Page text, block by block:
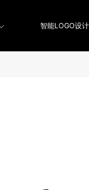
智能LOGO设计